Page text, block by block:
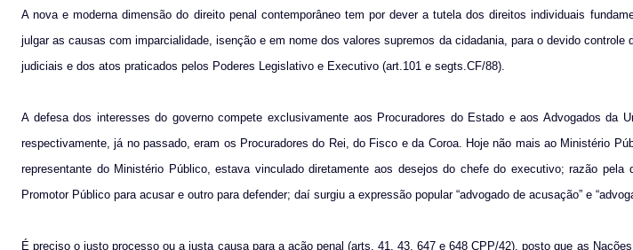
A nova e moderna dimensão do direito penal contemporâneo tem por dever a tutela dos direitos individuais
julgar as causas com imparcialidade, isenção e em nome dos valores supremos da cidadania, para o devido
judiciais e dos atos praticados pelos Poderes Legislativo e Executivo (art.101 e segts.CF/88).
A defesa dos interesses do governo compete exclusivamente aos Procuradores do Estado e aos Advogados da
respectivamente, já no passado, eram os Procuradores do Rei, do Fisco e da Coroa. Hoje não mais ao Ministério
representante do Ministério Público, estava vinculado diretamente aos desejos do chefe do executivo; razão pela
Promotor Público para acusar e outro para defender; daí surgiu a expressão popular “advogado de acusação” e
É preciso o justo processo ou a justa causa para a ação penal (arts. 41, 43, 647 e 648 CPP/42), posto que as